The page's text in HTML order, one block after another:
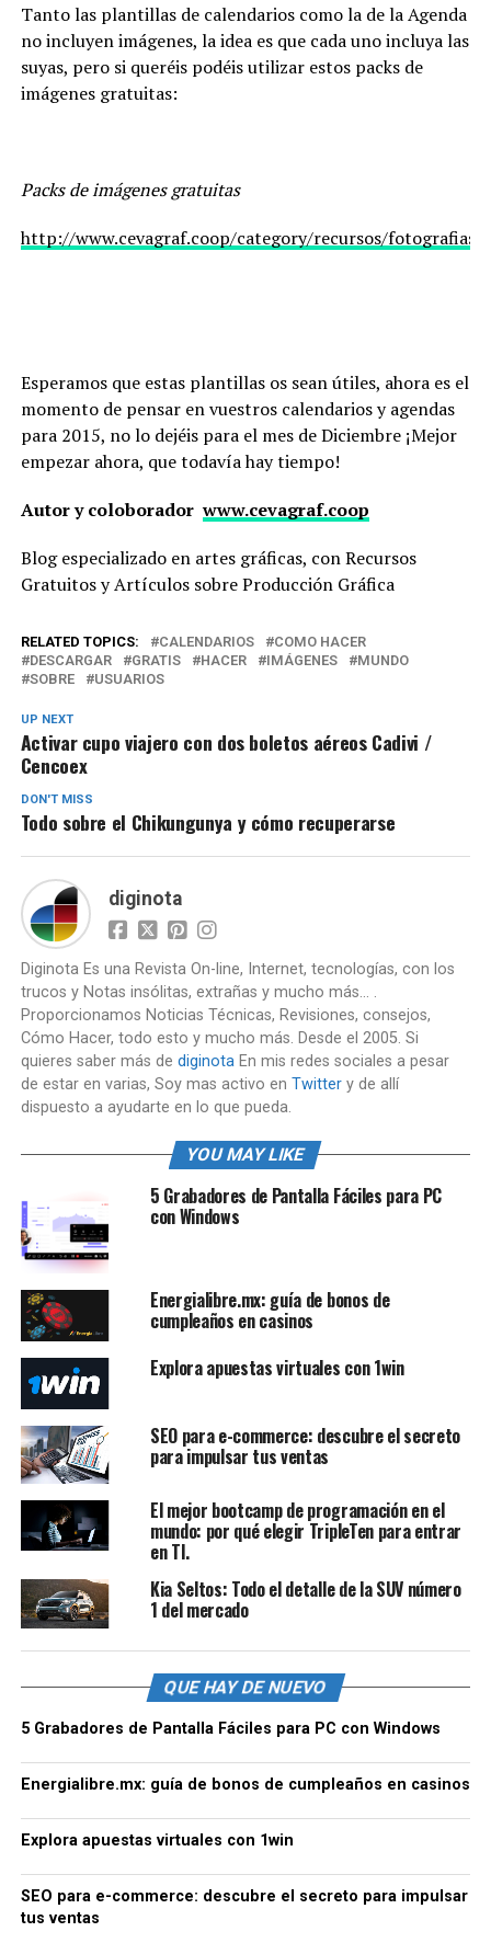
Tanto las plantillas de calendarios como la de la Agenda
no incluyen imágenes, la idea es que cada uno incluya las
suyas, pero si queréis podéis utilizar estos packs de
imágenes gratuitas:
Packs de imágenes gratuitas
http://www.cevagraf.coop/category/recursos/fotografias/
Esperamos que estas plantillas os sean útiles, ahora es el
momento de pensar en vuestros calendarios y agendas
para 2015, no lo dejéis para el mes de Diciembre ¡Mejor
empezar ahora, que todavía hay tiempo!
Autor y coloboradorwww.cevagraf.coop
Blog especializado en artes gráficas, con Recursos
Gratuitos y Artículos sobre Producción Gráfica
RELATED TOPICS: CALENDARIOS
COMO HACER
DESCARGAR
GRATIS HACER IMÁGENES
MUNDO
SOBRE
USUARIOS
UP NEXT
Activar cupo viajero con dos boletos aéreos Cadivi /
Cencoex
DON'T MISS
Todo sobre el Chikungunya y cómo recuperarse
diginota
Diginota Es una Revista On-line, Internet, tecnologías, con los
trucos y Notas insólitas, extrañas y mucho más... .
Proporcionamos Noticias Técnicas, Revisiones, consejos,
Cómo Hacer, todo esto y mucho más. Desde el 2005. Si
quieres saber más de diginotaEn mis redes sociales a pesar
de estar en varias, Soy mas activo en Twittery de allí
dispuesto a ayudarte en lo que pueda.
YOU MAY LIKE
5 Grabadores de Pantalla Fáciles para PC
con Windows
Energialibre.mx: guía de bonos de
cumpleaños en casinos
Explora apuestas virtuales con 1win
SEO para e-commerce: descubre el secreto
para impulsar tus ventas
El mejor bootcamp de programación en el
mundo: por qué elegir TripleTen para entrar
en TI.
Kia Seltos: Todo el detalle de la SUV número
1 del mercado
QUE HAY DE NUEVO
5 Grabadores de Pantalla Fáciles para PC con Windows
Energialibre.mx: guía de bonos de cumpleaños en casinos
Explora apuestas virtuales con 1win
SEO para e-commerce: descubre el secreto para impulsar
tus ventas